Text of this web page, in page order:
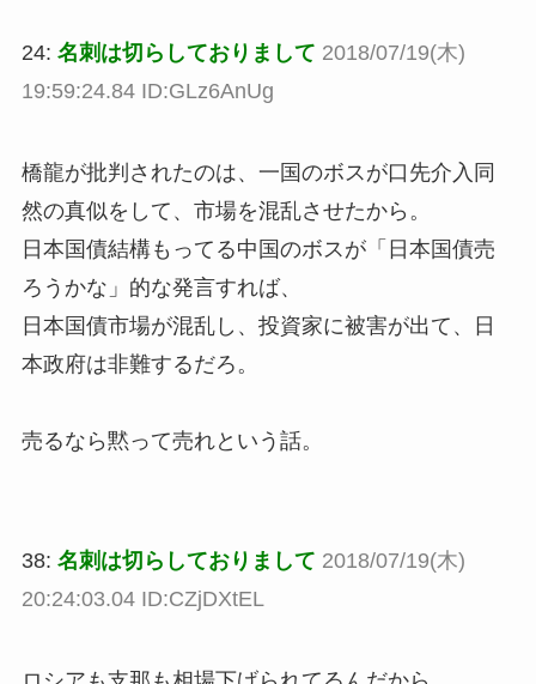
24: 名刺は切らしておりまして 2018/07/19(木)
19:59:24.84 ID:GLz6AnUg
橋龍が批判されたのは、一国のボスが口先介入同
然の真似をして、市場を混乱させたから。
日本国債結構もってる中国のボスが「日本国債売
ろうかな」的な発言すれば、
日本国債市場が混乱し、投資家に被害が出て、日
本政府は非難するだろ。
売るなら黙って売れという話。
38: 名刺は切らしておりまして 2018/07/19(木)
20:24:03.04 ID:CZjDXtEL